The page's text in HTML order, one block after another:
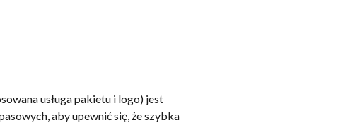
usługa pakietu i logo) jest
aby upewnić się, że szybka